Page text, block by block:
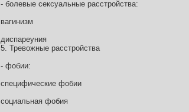
- болевые сексуальные расстройства:
вагинизм
диспареуния
5. Тревожные расстройства
- фобии:
специфические фобии
социальная фобия